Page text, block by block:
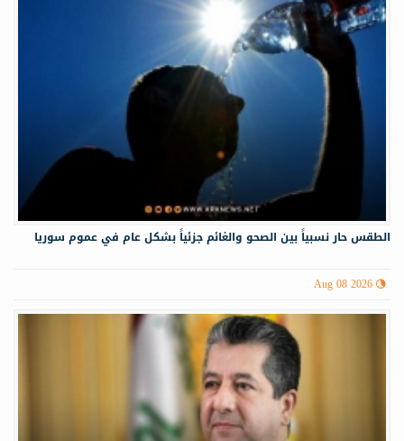
الطقس حار نسبياً بين الصحو والغائم جزئياً بشكل عام في عموم سوريا
Aug 08 2026